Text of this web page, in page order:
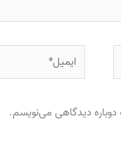
دوباره دیدگاهی می‌نویسم.